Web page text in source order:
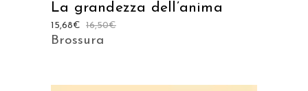
La grandezza dell’anima
16,50€
15,68€
Brossura